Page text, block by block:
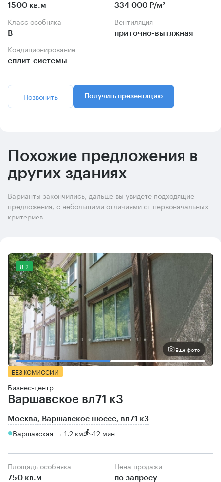
1500 кв.м 334 000 Р/м²
Класс особняка
B
Вентиляция
приточно-вытяжная
Кондиционирование
сплит-системы
Позвонить Получить презентацию
Похожие предложения в
других зданиях
Варианты закончились, дальше вы увидете подходящие
предложения, с небольшими отличиями от первоначальных
критериев.
8.2
Еще фото
БЕЗ КОМИССИИ
Бизнес-центр
Варшавское вл71 к3
Москва, Варшавское шоссе, вл71 к3
Варшавская → 1.2 км ~12 мин
Площадь особняка
750 кв.м
Цена продажи
по запросу